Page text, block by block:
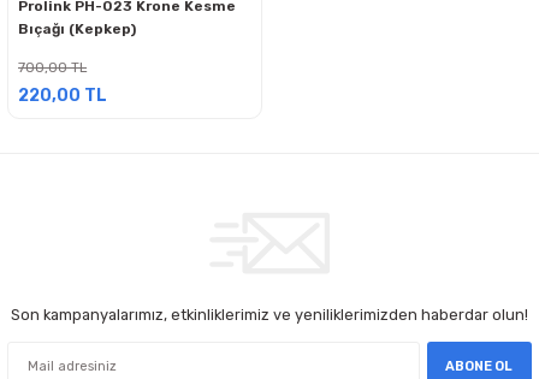
Prolink PH-023 Krone Kesme
Bıçağı (Kepkep)
700,00 TL
220,00 TL
Son kampanyalarımız, etkinliklerimiz ve yeniliklerimizden haberdar olun!
ABONE OL